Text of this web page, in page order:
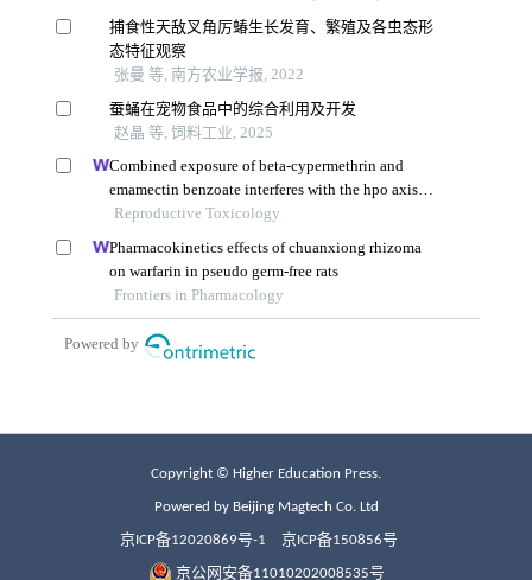
Copyright © Higher Education Press.
Powered by Beijing Magtech Co. Ltd
京ICP备12020869号-1 京ICP备150856号
京公网安备11010202008535号